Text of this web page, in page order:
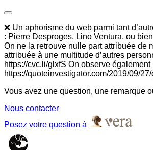
❌ Un aphorisme du web parmi tant
: Pierre Desproges, Lino Ventura, ou
On ne la retrouve nulle part attribuée de
attribuée à une multitude d’autres
https://cvc.li/glxfS On observe
https://quoteinvestigator.com/2019/09/
Vous avez une question, une remarque
Nous contacter
Posez votre question à